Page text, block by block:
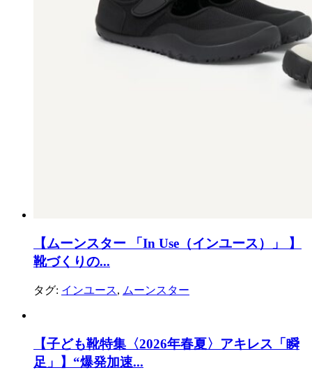
【ムーンスター 「In Use（インユース）」 】
靴づくりの...
タグ: インユース, ムーンスター
【子ども靴特集〈2026年春夏〉アキレス「瞬
足」】“爆発加速...